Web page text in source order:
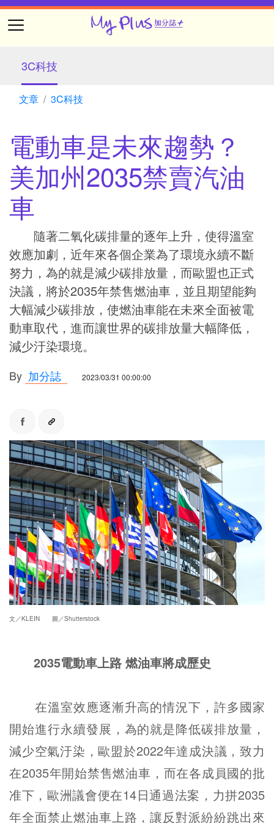
3C科技
文章 3C科技
電動車是未來趨勢？
美加州2035禁賣汽油
車
隨著二氧化碳排量的逐年上升，使得溫室
效應加劇，近年來各個企業為了環境永續不斷
努力，為的就是減少碳排放量，而歐盟也正式
決議，將於2035年禁售燃油車，並且期望能夠
大幅減少碳排放，使燃油車能在未來全面被電
動車取代，進而讓世界的碳排放量大幅降低，
減少汙染環境。
By 加分誌 2023/03/31 00:00:00
文／KLEIN 圖／Shutterstock
2035電動車上路 燃油車將成歷史
在溫室效應逐漸升高的情況下，許多國家
開始進行永續發展，為的就是降低碳排放量，
減少空氣汙染，歐盟於2022年達成決議，致力
在2035年開始禁售燃油車，而在各成員國的批
准下，歐洲議會便在14日通過法案，力拼2035
年全面禁止燃油車上路，讓反對派紛紛跳出來